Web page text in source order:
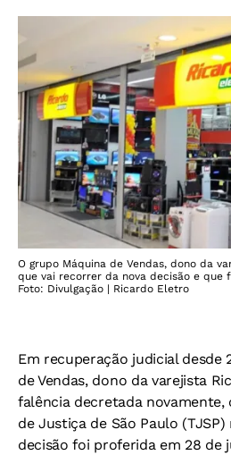
O grupo Máquina de Vendas, dono da
que vai recorrer da nova decisão e que
Foto: Divulgação | Ricardo Eletro
Em recuperação judicial desde
de Vendas, dono da varejista
falência decretada
de Justiça de São Paulo
decisão foi proferida em 28 de